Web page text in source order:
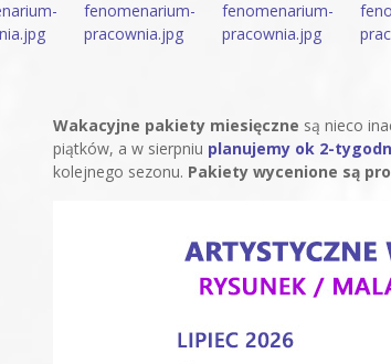
Wakacyjne pakiety miesięczne są nieco
piątków, a w sierpniu planujemy ok 2-
kolejnego sezonu. Pakiety wycenione są